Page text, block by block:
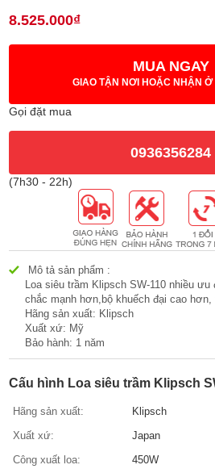
8.525.000₫
MUA NGAY
GIAO TẬN NƠI HOẶC NHẬN
Gọi đặt mua
0936356284
(7h30 - 22h)
Mô tả sản phẩm :
Loa siêu trầm Klipsch SW-110 nhiều
chắc mạnh hơn,bộ khuếch đại cao
Hãng sản xuất: Klipsch
Xuất xứ: Mỹ
Bảo hành: 1 năm
Cấu hình Loa siêu trầm Klipsch
Hãng sản xuất:
Klipsch
Xuất xứ:
Japan
Công xuất loa:
450W